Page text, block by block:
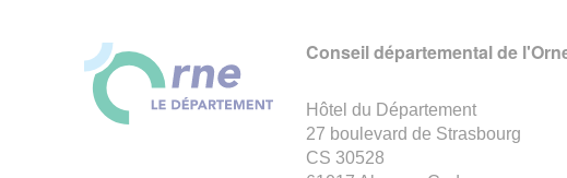
Conseil départemental de
Hôtel du Département
27 boulevard de Strasbourg
CS 30528